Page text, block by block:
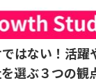
はない！活躍
選ぶ３つの観